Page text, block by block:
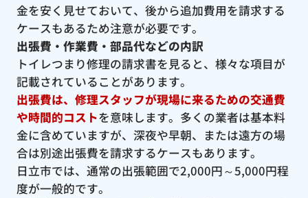
金を安く見せておいて、後から追加費用を請求する
ケースもあるため注意が必要です。
出張費・作業費・部品代などの内訳
トイレつまり修理の請求書を見ると、様々な項目が
記載されていることがあります。
出張費は、修理スタッフが現場に来るための交通費
や時間的コストを意味します。多くの業者は基本料
金に含めていますが、深夜や早朝、または遠方の場
合は別途出張費を請求するケースもあります。
日立市では、通常の出張範囲で2,000円～5,000円程
度が一般的です。